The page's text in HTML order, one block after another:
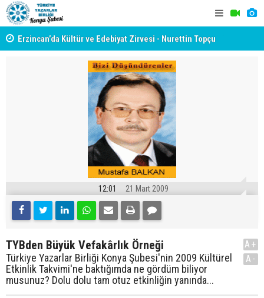
Erzincan’da Kültür ve Edebiyat Zirvesi - Nurettin Topçu
12:01 21 Mart 2009
TYBden Büyük Vefakârlık Örneği
Türkiye Yazarlar Birliği Konya Şubesi'nin 2009 Kültürel
Etkinlik Takvimi'ne baktığımda ne gördüm biliyor
musunuz? Dolu dolu tam otuz etkinliğin yanında...
A+
A-